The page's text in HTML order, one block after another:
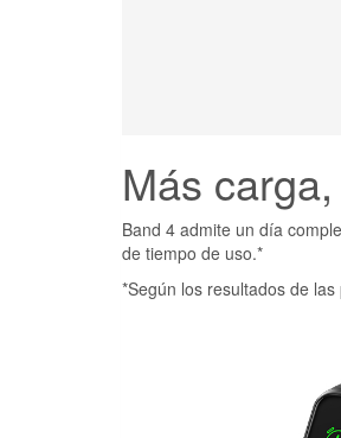
Más
Band 4 admite un día
de tiempo de uso.*
*Según los resultados de